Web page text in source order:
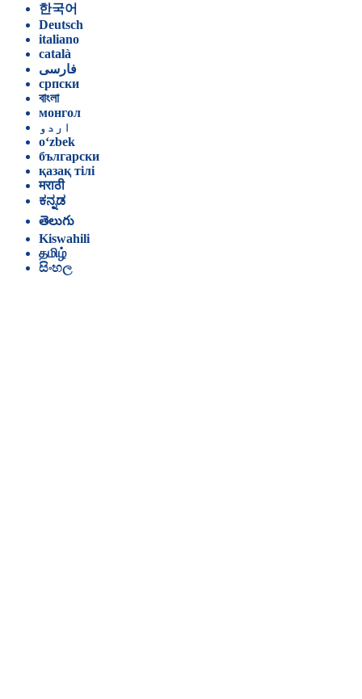
한국어
Deutsch
italiano
català
فارسی
српски
বাংলা
монгол
اردو
o‘zbek
български
қазақ тілі
मराठी
ಕನ್ನಡ
తెలుగు
Kiswahili
தமிழ்
සිංහල